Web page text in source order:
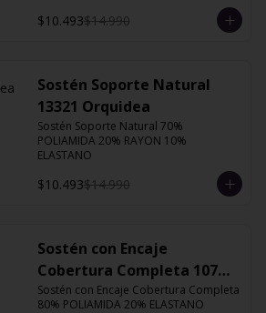
$10.493$14.990
Sostén Soporte Natural
13321 Orquidea
Sostén Soporte Natural 70%
POLIAMIDA 20% RAYON 10%
ELASTANO
$10.493$14.990
Sostén con Encaje
Cobertura Completa 10760
Cobalto
Sostén con Encaje Cobertura Completa
80% POLIAMIDA 20% ELASTANO